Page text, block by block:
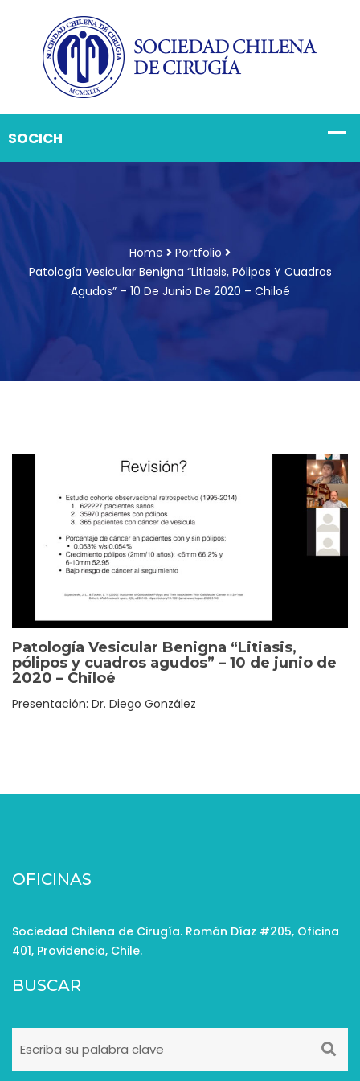
Home
Portfolio
Patología Vesicular Benigna “Litiasis, Pólipos Y Cuadros
Agudos” – 10 De Junio De 2020 – Chiloé
Patología Vesicular Benigna “Litiasis,
pólipos y cuadros agudos” – 10 de junio de
2020 – Chiloé
Presentación: Dr. Diego González
OFICINAS
Sociedad Chilena de Cirugía. Román Díaz #205, Oficina
401, Providencia, Chile.
BUSCAR